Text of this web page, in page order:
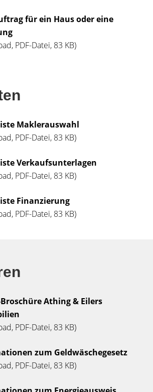
für ein Haus oder eine
PDF-Datei, 83 KB)
Maklerauswahl
PDF-Datei, 83 KB)
Verkaufsunterlagen
PDF-Datei, 83 KB)
Finanzierung
PDF-Datei, 83 KB)
Athing & Eilers
PDF-Datei, 83 KB)
zum Geldwäschegesetz
PDF-Datei, 83 KB)